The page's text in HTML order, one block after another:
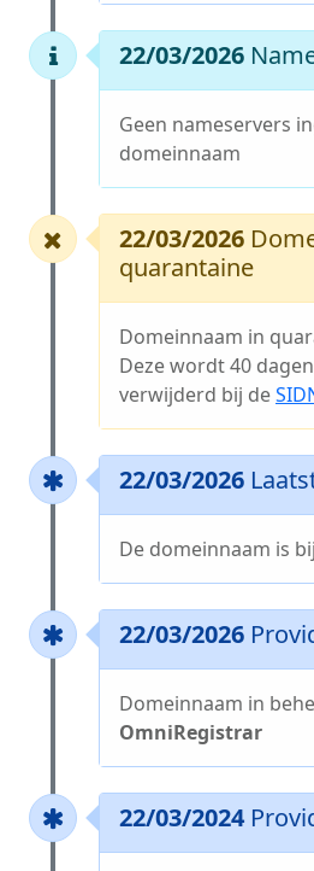
22/03/2026
Geen nameservers
domeinnaam
22/03/2026
quarantaine
Domeinnaam in
Deze wordt 40
verwijderd bij de
22/03/2026
De domeinnaam is
22/03/2026
Domeinnaam in
OmniRegistrar
22/03/2024